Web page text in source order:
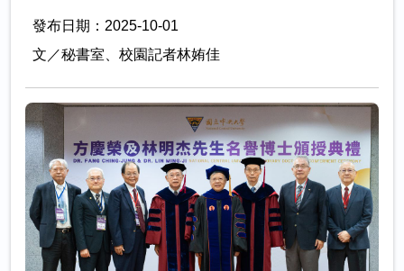
發布日期：2025-10-01
文／秘書室、校園記者林姷佳